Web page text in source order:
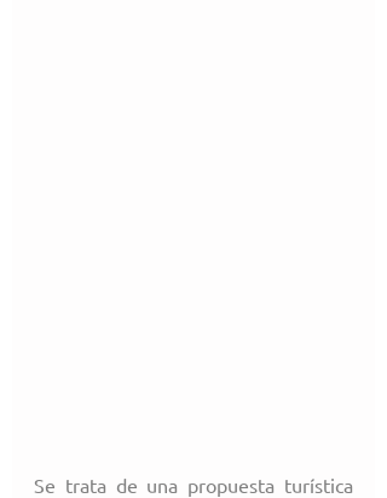
Se trata de una propuesta turística